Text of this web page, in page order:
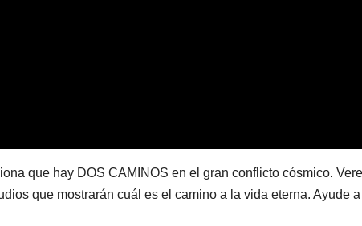
que hay DOS CAMINOS en el gran conflicto cósmico.
que mostrarán cuál es el camino a la vida eterna. Ayude